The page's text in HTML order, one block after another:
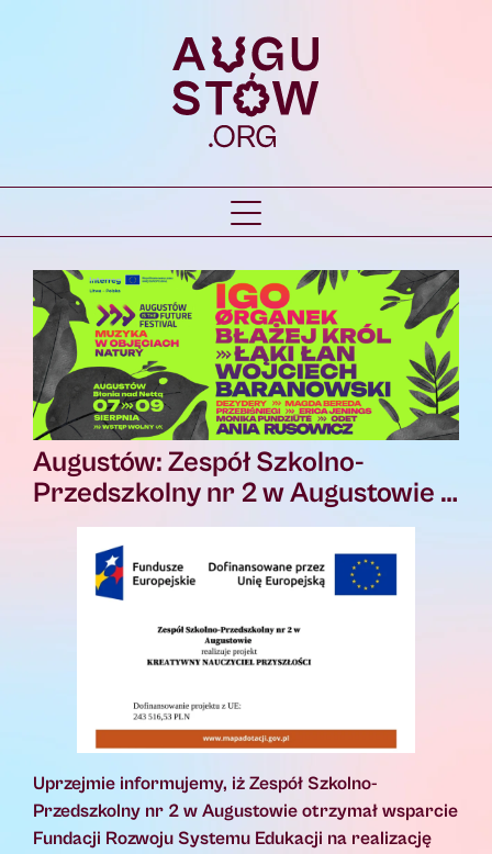
Augustów: Zespół Szkolno-
Przedszkolny nr 2 w Augustowie …
Uprzejmie informujemy, iż Zespół Szkolno-
Przedszkolny nr 2 w Augustowie otrzymał wsparcie
Fundacji Rozwoju Systemu Edukacji na realizację